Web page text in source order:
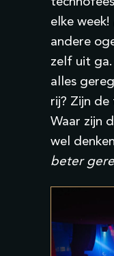
elke week!
andere
zelf uit
alles
rij? Zijn
Waar zijn
wel
beter